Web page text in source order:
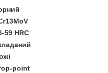
59 HRC
point